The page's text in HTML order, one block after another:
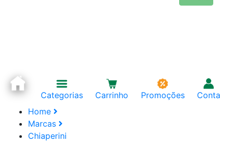
Categorias Carrinho Promoções
Conta
Home
Marcas
Chiaperini